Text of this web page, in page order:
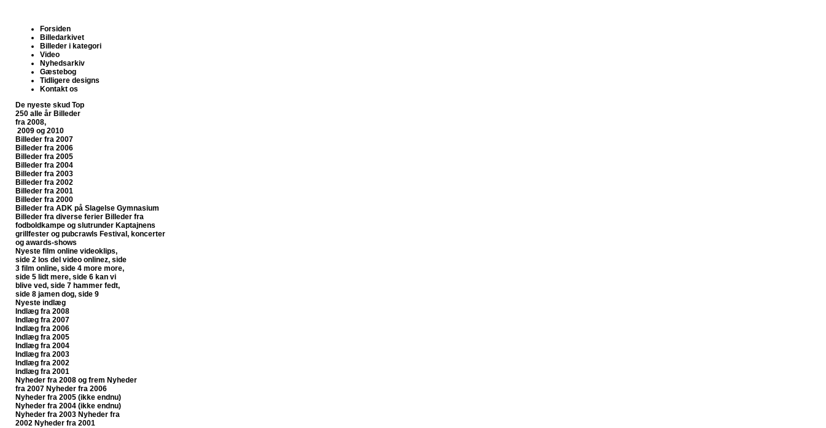
Forsiden
Billedarkivet
Billeder i kategori
Video
Nyhedsarkiv
Gæstebog
Tidligere designs
Kontakt os
De nyeste skud Top
250 alle år Billeder
fra 2008,
2009 og 2010
Billeder fra 2007
Billeder fra 2006
Billeder fra 2005
Billeder fra 2004
Billeder fra 2003
Billeder fra 2002
Billeder fra 2001
Billeder fra 2000
Billeder fra ADK på Slagelse Gymnasium
Billeder fra diverse ferier Billeder fra
fodboldkampe og slutrunder Kaptajnens
grillfester og pubcrawls Festival, koncerter
og awards-shows
Nyeste film online videoklips,
side 2 los del video onlinez, side
3 film online, side 4 more more,
side 5 lidt mere, side 6 kan vi
blive ved, side 7 hammer fedt,
side 8 jamen dog, side 9
Nyeste indlæg
Indlæg fra 2008
Indlæg fra 2007
Indlæg fra 2006
Indlæg fra 2005
Indlæg fra 2004
Indlæg fra 2003
Indlæg fra 2002
Indlæg fra 2001
Nyheder fra 2008 og frem Nyheder
fra 2007 Nyheder fra 2006
Nyheder fra 2005 (ikke endnu)
Nyheder fra 2004 (ikke endnu)
Nyheder fra 2003 Nyheder fra
2002 Nyheder fra 2001